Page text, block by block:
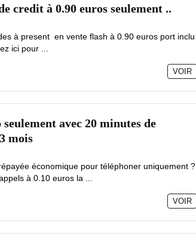
credit à 0.90 euros seulement ..
à present en vente flash à 0.90 euros port inclu
ici pour ...
VOIR
avec 20 minutes de
mois
économique pour téléphoner uniquement ?
à 0.10 euros la ...
VOIR